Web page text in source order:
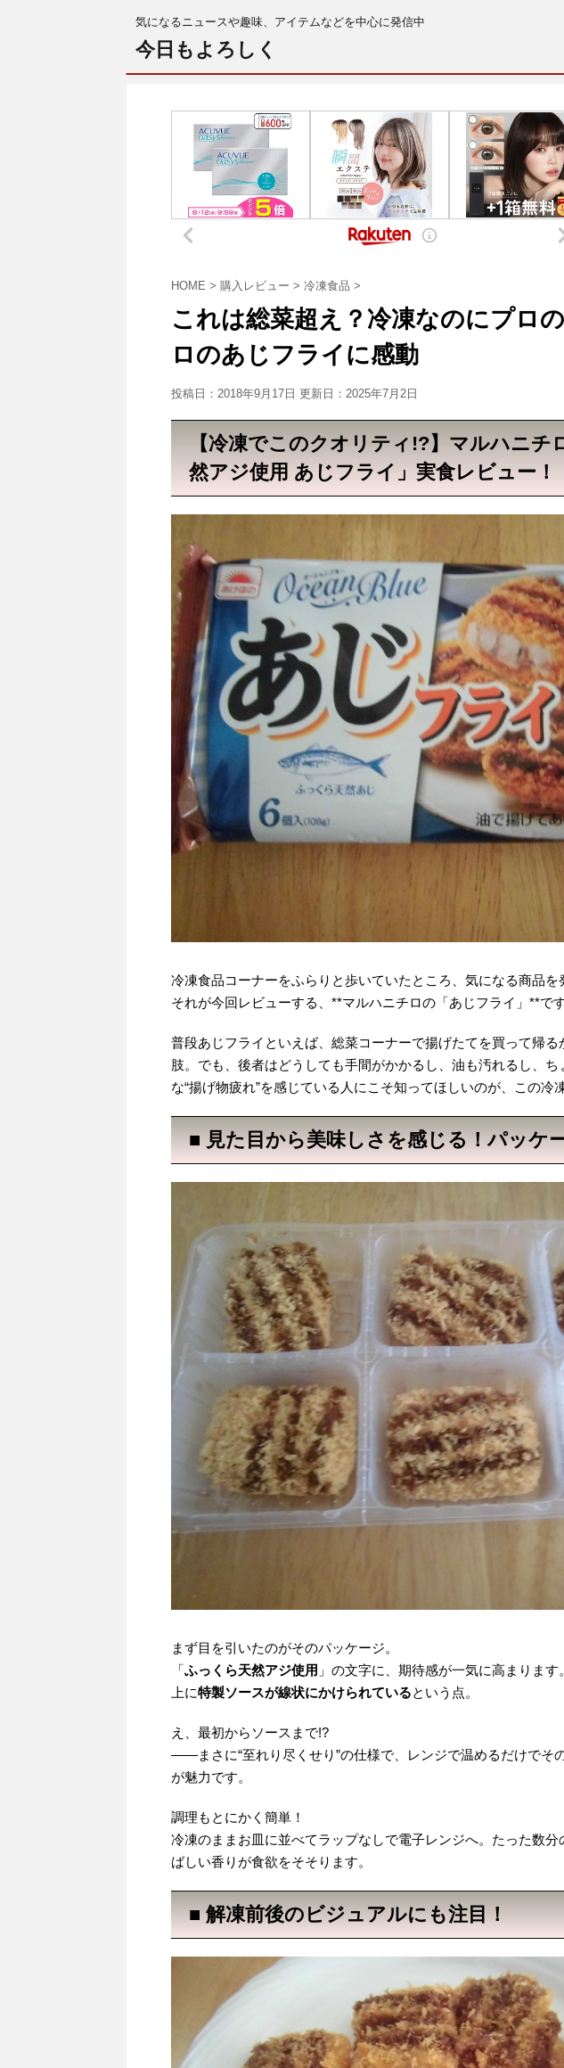
気になるニュースや趣味、アイテムなどを中心に発信中
今日もよろしく
HOME > 購入レビュー > 冷凍食品 >
これは総菜超え？冷凍なのにプロ
ロのあじフライに感動
投稿日：2018年9月17日 更新日： 2025年7月2日
【冷凍でこのクオリティ!?】マルハニチ
然アジ使用 あじフライ」実食レビュー！
冷凍食品コーナーをふらりと歩いていたところ、気になる商品
それが今回レビューする、**マルハニチロの「あじフライ」**です
普段あじフライといえば、総菜コーナーで揚げたてを買って帰
肢。でも、後者はどうしても手間がかかるし、油も汚れるし、
な“揚げ物疲れ”を感じている人にこそ知ってほしいのが、この冷
■ 見た目から美味しさを感じる！パッケ
まず目を引いたのがそのパッケージ。
「ふっくら天然アジ使用 」の文字に、期待感が一気に高まりま
上に特製ソースが線状にかけられているという点。
え、最初からソースまで!?
――まさに“至れり尽くせり”の仕様で、レンジで温めるだけでそ
が魅力です。
調理もとにかく簡単！
冷凍のままお皿に並べてラップなしで電子レンジへ。たった数
ばしい香りが食欲をそそります。
■ 解凍前後のビジュアルにも注目！